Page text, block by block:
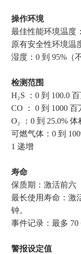
操作环境
最佳性能环境温度
原有安全性环境温
湿度：0 到 95%（
检测范围
H₂S ：0 到 100.0
CO ： 0 到 1000
O₂ ：0 到 25.0%
可燃气体：0 到
1 递增
寿命
保质期：激活前六
最长使用寿命：激
钟。
事件记录：最多 70
警报设定值